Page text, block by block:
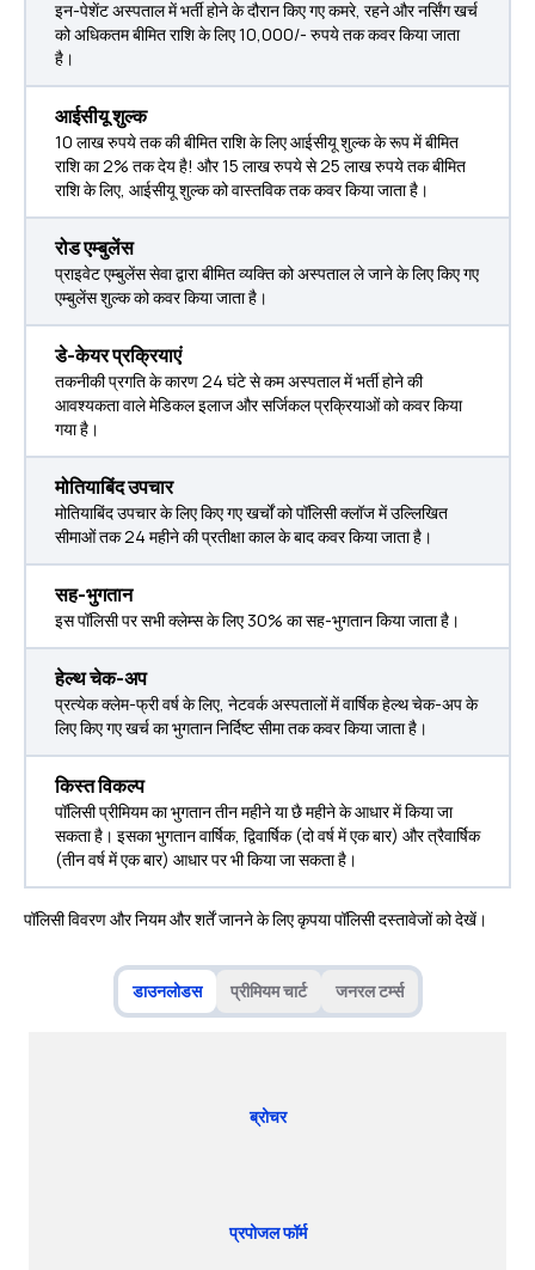
इन-पेशेंट अस्पताल में भर्ती होने के दौरान किए गए कमरे, रहने और नर्सिंग खर्च
को अधिकतम बीमित राशि के लिए 10,000/- रुपये तक कवर किया जाता
है।
आईसीयू शुल्क
10 लाख रुपये तक की बीमित राशि के लिए आईसीयू शुल्क के रूप में बीमित
राशि का 2% तक देय है! और 15 लाख रुपये से 25 लाख रुपये तक बीमित
राशि के लिए, आईसीयू शुल्क को वास्तविक तक कवर किया जाता है।
रोड एम्बुलेंस
प्राइवेट एम्बुलेंस सेवा द्वारा बीमित व्यक्ति को अस्पताल ले जाने के लिए किए गए
एम्बुलेंस शुल्क को कवर किया जाता है।
डे-केयर प्रक्रियाएं
तकनीकी प्रगति के कारण 24 घंटे से कम अस्पताल में भर्ती होने की
आवश्यकता वाले मेडिकल इलाज और सर्जिकल प्रक्रियाओं को कवर किया
गया है।
मोतियाबिंद उपचार
मोतियाबिंद उपचार के लिए किए गए खर्चों को पॉलिसी क्लॉज में उल्लिखित
सीमाओं तक 24 महीने की प्रतीक्षा काल के बाद कवर किया जाता है।
सह-भुगतान
इस पॉलिसी पर सभी क्लेम्स के लिए 30% का सह-भुगतान किया जाता है।
हेल्थ चेक-अप
प्रत्येक क्लेम-फ्री वर्ष के लिए, नेटवर्क अस्पतालों में वार्षिक हेल्थ चेक-अप के
लिए किए गए खर्च का भुगतान निर्दिष्ट सीमा तक कवर किया जाता है।
किस्त विकल्प
पॉलिसी प्रीमियम का भुगतान तीन महीने या छै महीने के आधार में किया जा
सकता है। इसका भुगतान वार्षिक, द्विवार्षिक (दो वर्ष में एक बार) और त्रैवार्षिक
(तीन वर्ष में एक बार) आधार पर भी किया जा सकता है।
पॉलिसी विवरण और नियम और शर्तें जानने के लिए कृपया पॉलिसी दस्तावेजों को देखें।
डाउनलोडस प्रीमियम चार्ट जनरल टर्म्स
ब्रोचर
प्रपोजल फॉर्म